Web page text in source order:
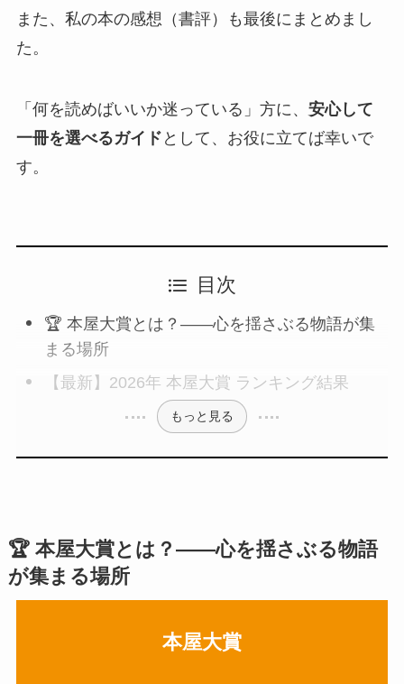
また、私の本の感想（書評）も最後にまとめまし
た。
「何を読めばいいか迷っている」方に、 安心して
一冊を選べるガイド として、お役に立てば幸いで
す。
目次
🏆 本屋大賞とは？——心を揺さぶる物語が集
まる場所
【最新】2026年 本屋大賞 ランキング結果
もっと見る
🏆 本屋大賞とは？——心を揺さぶる物語
が集まる場所
本屋大賞